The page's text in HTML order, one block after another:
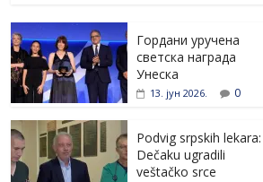
e
b
o
o
k
itt
er e
dI
n
e
Гордани уручена
светска награда
Унеска
13. јун 2026. 0
Podvig srpskih lekara:
Dečaku ugradili
veštačko srce